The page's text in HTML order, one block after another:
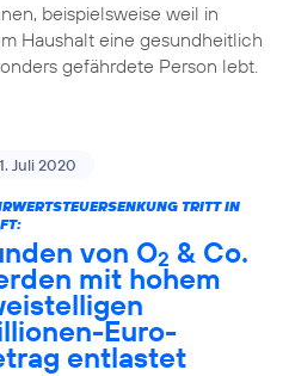
beispielsweise weil in
Haushalt eine gesundheitlich
gefährdete Person lebt.
Juli 2020
TRITT IN
von O2 & Co.
mit hohem
Euro-
entlastet